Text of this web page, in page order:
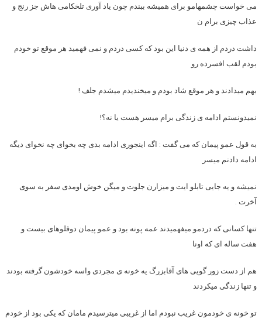
می خواست چشمهامو برای همیشه ببندم چون یاد آوری تلخکامی هاش جز رنج و
عذاب چیزی برام ن
داشت دردم از همه ی دنیا این بود که کسی دردم و نمی فهمید هر موقع تو خودم
بودم لقب افسرده رو
بهم میدادند و هر موقع شاد بودم و میخندیدم میشدم جلف !
نمیدونستم ادامه ی زندگی برام میسر هست یا نه؟!
به قول عمو پیمان که می گفت : اگه اینجوری ادامه بدی چه بخوای چه نخوای دیگه
ادامه دادنم میسر
نمیشه و یه جایی تابلو ایت و میزارن جلوت و میگن خوش اومدی سفر به سوی
آخرت .
تنها کسانی که دردمو میفهمیدند عمه پونه بود و عمو پیمان دوقلوهای بیست و
هفت ساله ای که اونا
هم از دست زور گویی های آقابزرگ یه خونه ی مجردی واسه خودشون گرفته بودند
و تنها زندگی میکردند
تو خونه ی خودمون غریب نبودم اما از غریبی میترسیدم مامان که یکی بود از خودم